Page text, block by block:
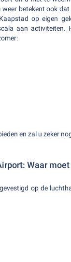
betekent ook dat
op eigen
aan activiteiten.
en zal u zeker
Waar
op de